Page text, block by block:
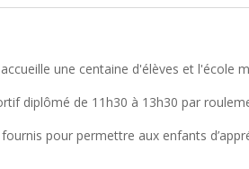
une centaine d'élèves et l'école
diplômé de 11h30 à 13h30 par
pour permettre aux enfants